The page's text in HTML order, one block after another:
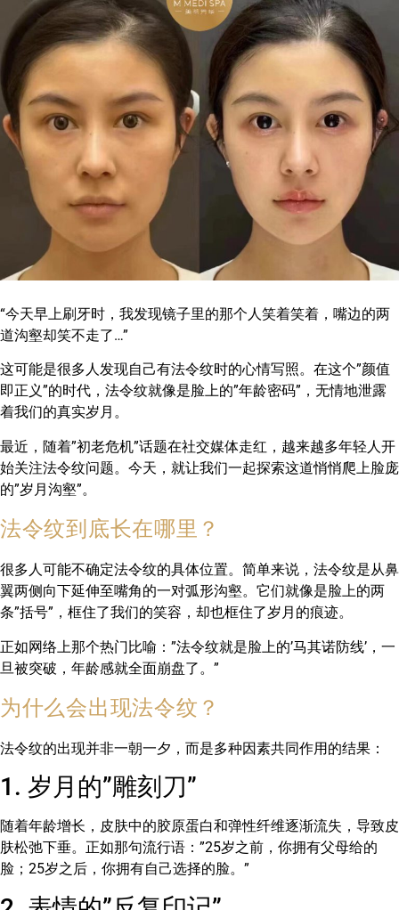
“今天早上刷牙时，我发现镜子里的那个人笑着笑着，嘴边的两
道沟壑却笑不走了…”
这可能是很多人发现自己有法令纹时的心情写照。在这个”颜值
即正义”的时代，法令纹就像是脸上的”年龄密码”，无情地泄露
着我们的真实岁月。
最近，随着”初老危机”话题在社交媒体走红，越来越多年轻人开
始关注法令纹问题。今天，就让我们一起探索这道悄悄爬上脸庞
的”岁月沟壑”。
法令纹到底长在哪里？
很多人可能不确定法令纹的具体位置。简单来说，法令纹是从鼻
翼两侧向下延伸至嘴角的一对弧形沟壑。它们就像是脸上的两
条”括号”，框住了我们的笑容，却也框住了岁月的痕迹。
正如网络上那个热门比喻：”法令纹就是脸上的’马其诺防线’，一
旦被突破，年龄感就全面崩盘了。”
为什么会出现法令纹？
法令纹的出现并非一朝一夕，而是多种因素共同作用的结果：
1. 岁月的”雕刻刀”
随着年龄增长，皮肤中的胶原蛋白和弹性纤维逐渐流失，导致皮
肤松弛下垂。正如那句流行语：”25岁之前，你拥有父母给的
脸；25岁之后，你拥有自己选择的脸。”